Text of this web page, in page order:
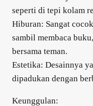
seperti di tepi kolam
Hiburan: Sangat
sambil membaca
bersama teman.
Estetika: Desainnya
dipadukan dengan
Keunggulan: